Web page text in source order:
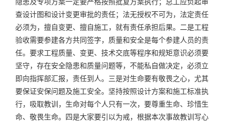
查设计图和设计变更审批的责任；法无授权不可为，法定责任
必须为，擅自变更、擅自施工，就有责任承担后果。二是工程
验收需要参建各方共同签字，质量和安全是每个参建人员的责
任。要求工程质量、变更、技术交底等程序和规矩意识必须要
坚守，存在安全隐患和质量问题等，不能私自做决定，必须立
即向指挥部汇报，责任到人。三是对生命要有敬畏之心，尤其
要保证安保问题及施工安全。坚持按照设计方案和施工标准执
行，吸取教训，生命对每个人只有一次，要尊重生命、珍惜生
命、敬畏生命。四是大家要引以为戒，根据本次事故教训写心